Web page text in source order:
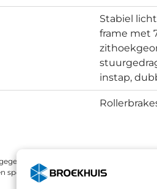
Stabiel
frame met
instap,
op basis van aanlevering van de
specificaties afwijken.